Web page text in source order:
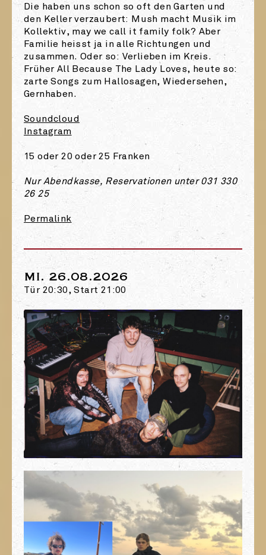
Die haben uns schon so oft den Garten und
den Keller verzaubert: Mush macht Musik im
Kollektiv, may we call it family folk? Aber
Familie heisst ja in alle Richtungen und
zusammen. Oder so: Verlieben im Kreis.
Früher All Because The Lady Loves, heute so:
zarte Songs zum Hallosagen, Wiedersehen,
Gernhaben.
Soundcloud
Instagram
15 oder 20 oder 25 Franken
Nur Abendkasse, Reservationen unter 031 330
26 25
Permalink
MI. 26.08.2026
Tür 20:30, Start 21:00